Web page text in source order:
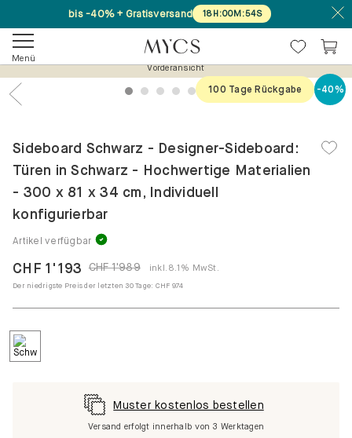
bis -40% + Gratisversand 18H:00M:53S
Menü
Vorderansicht
1 2 3 4 5 6 7
100 Tage Rückgabe -40%
Sideboard Schwarz - Designer-Sideboard:
Türen in Schwarz - Hochwertige Materialien
- 300 x 81 x 34 cm, Individuell
konfigurierbar
Artikel verfügbar
CHF 1'989
CHF 1'193 inkl. 8.1% MwSt.
Der niedrigste Preis der letzten 30 Tage: CHF 974
Muster kostenlos bestellen
Versand erfolgt innerhalb von 3 Werktagen